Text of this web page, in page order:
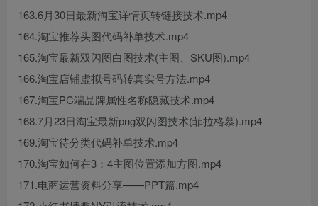
163.6月30日最新淘宝详情页转链接技术.mp4
164.淘宝推荐头图代码补单技术.mp4
165.淘宝最新双闪图白图技术(主图、SKU图).mp4
166.淘宝店铺虚拟号码转真实号方法.mp4
167.淘宝PC端品牌属性名称隐藏技术.mp4
168.7月23日淘宝最新png双闪图技术(菲拉格慕).mp4
169.淘宝待分类代码补单技术.mp4
170.淘宝如何在3：4主图位置添加方图.mp4
171.电商运营资料分享——PPT篇.mp4